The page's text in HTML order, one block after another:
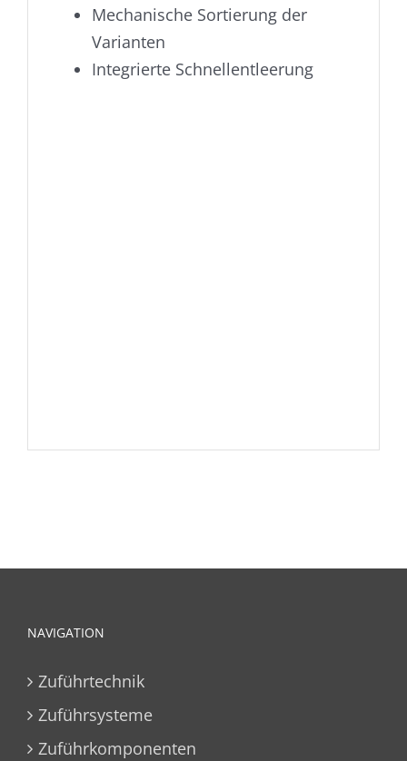
Mechanische Sortierung der
Varianten
Integrierte Schnellentleerung
NAVIGATION
Zuführtechnik
Zuführsysteme
Zuführkomponenten